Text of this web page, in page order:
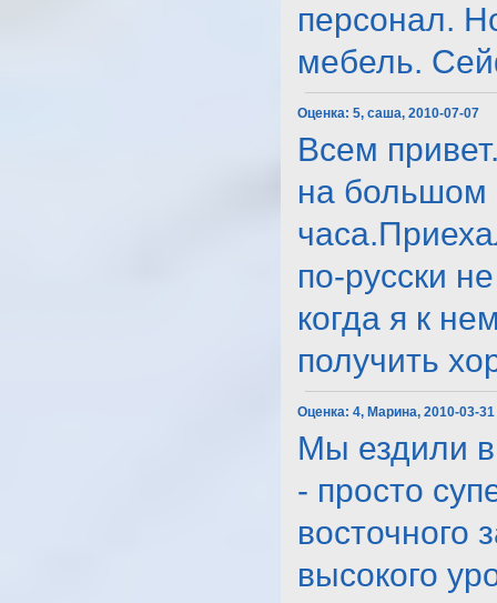
персонал.
мебель.
Оценка:5, саша, 2010-07-07
Всем
на большом
по-русски
когда я к
получить
Оценка:4, Марина, 2010-03-31
Мы ездили
- просто
высокого